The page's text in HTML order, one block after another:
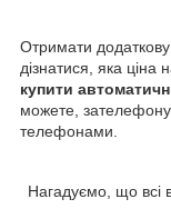
Отримати
дізнатися, яка ціна
купити
можете,
телефонами.
Нагадуємо, що всі